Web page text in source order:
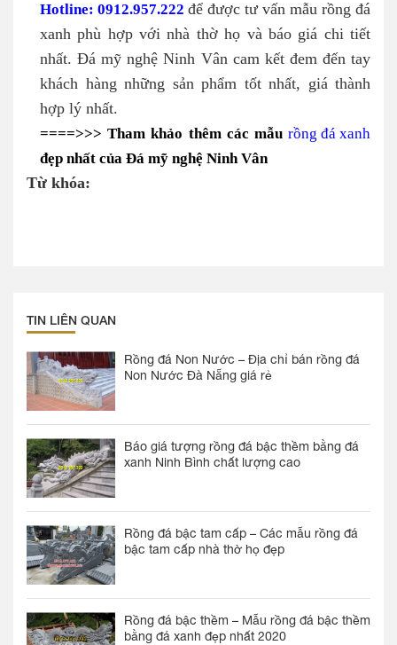
Hotline: 0912.957.222 để được tư vấn mẫu rồng đá
xanh phù hợp với nhà thờ họ và báo giá chi tiết
nhất. Đá mỹ nghệ Ninh Vân cam kết đem đến tay
khách hàng những sản phẩm tốt nhất, giá thành
hợp lý nhất.
====>>> Tham khảo thêm các mẫu rồng đá xanh
đẹp nhất của Đá mỹ nghệ Ninh Vân
Từ khóa:
TIN LIÊN QUAN
Rồng đá Non Nước – Địa chỉ bán rồng đá
Non Nước Đà Nẵng giá rẻ
Báo giá tượng rồng đá bậc thềm bằng đá
xanh Ninh Bình chất lượng cao
Rồng đá bậc tam cấp – Các mẫu rồng đá
bậc tam cấp nhà thờ họ đẹp
Rồng đá bậc thềm – Mẫu rồng đá bậc thềm
bằng đá xanh đẹp nhất 2020